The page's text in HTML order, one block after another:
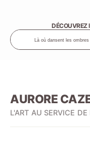
DÉCOUVREZ
Là où dansent les ombres
AURORE
L'ART AU SERVICE